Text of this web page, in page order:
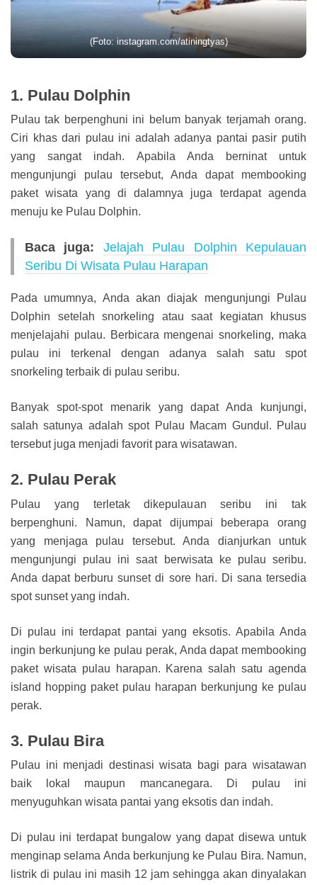
(Foto: instagram.com/atiningtyas)
1. Pulau Dolphin
Pulau tak berpenghuni ini belum banyak terjamah orang.
Ciri khas dari pulau ini adalah adanya pantai pasir putih
yang sangat indah. Apabila Anda berninat untuk
mengunjungi pulau tersebut, Anda dapat membooking
paket wisata yang di dalamnya juga terdapat agenda
menuju ke Pulau Dolphin.
Baca juga: Jelajah Pulau Dolphin Kepulauan
Seribu Di Wisata Pulau Harapan
Pada umumnya, Anda akan diajak mengunjungi Pulau
Dolphin setelah snorkeling atau saat kegiatan khusus
menjelajahi pulau. Berbicara mengenai snorkeling, maka
pulau ini terkenal dengan adanya salah satu spot
snorkeling terbaik di pulau seribu.
Banyak spot-spot menarik yang dapat Anda kunjungi,
salah satunya adalah spot Pulau Macam Gundul. Pulau
tersebut juga menjadi favorit para wisatawan.
2. Pulau Perak
Pulau yang terletak dikepulauan seribu ini tak
berpenghuni. Namun, dapat dijumpai beberapa orang
yang menjaga pulau tersebut. Anda dianjurkan untuk
mengunjungi pulau ini saat berwisata ke pulau seribu.
Anda dapat berburu sunset di sore hari. Di sana tersedia
spot sunset yang indah.
Di pulau ini terdapat pantai yang eksotis. Apabila Anda
ingin berkunjung ke pulau perak, Anda dapat membooking
paket wisata pulau harapan. Karena salah satu agenda
island hopping paket pulau harapan berkunjung ke pulau
perak.
3. Pulau Bira
Pulau ini menjadi destinasi wisata bagi para wisatawan
baik lokal maupun mancanegara. Di pulau ini
menyuguhkan wisata pantai yang eksotis dan indah.
Di pulau ini terdapat bungalow yang dapat disewa untuk
menginap selama Anda berkunjung ke Pulau Bira. Namun,
listrik di pulau ini masih 12 jam sehingga akan dinyalakan